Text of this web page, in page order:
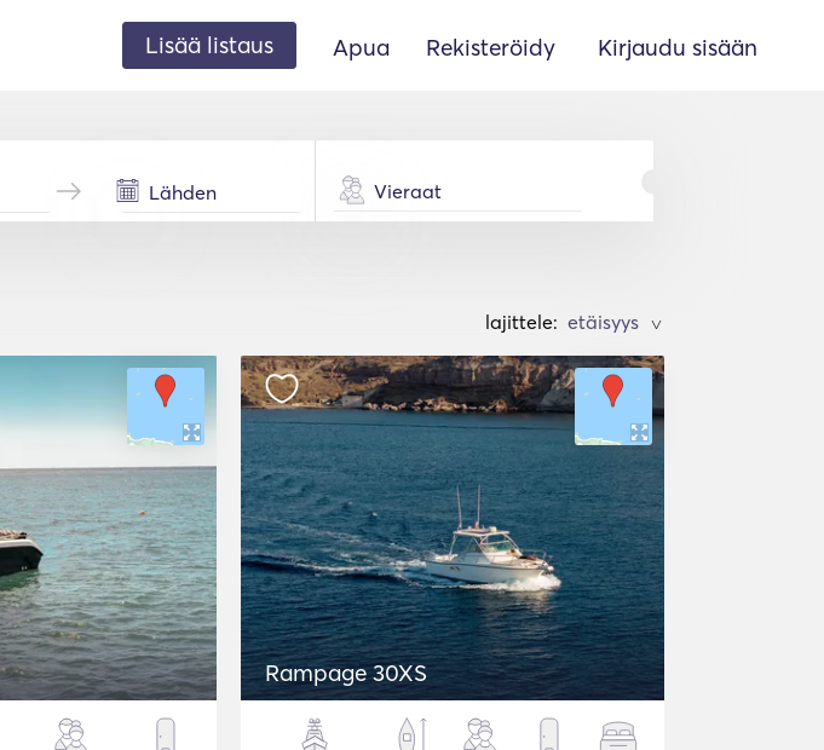
Lisää listaus Apua Rekisteröidy Kirjaudu sisään
Vieraat
lajittele: >
Rampage 30XS